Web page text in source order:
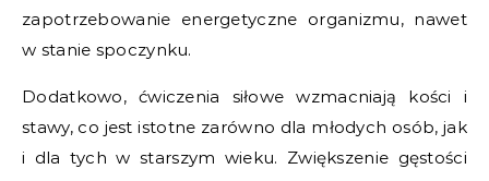
zapotrzebowanie energetyczne organizmu, nawet
w stanie spoczynku.
Dodatkowo, ćwiczenia siłowe wzmacniają kości i
stawy, co jest istotne zarówno dla młodych osób, jak
i dla tych w starszym wieku. Zwiększenie gęstości